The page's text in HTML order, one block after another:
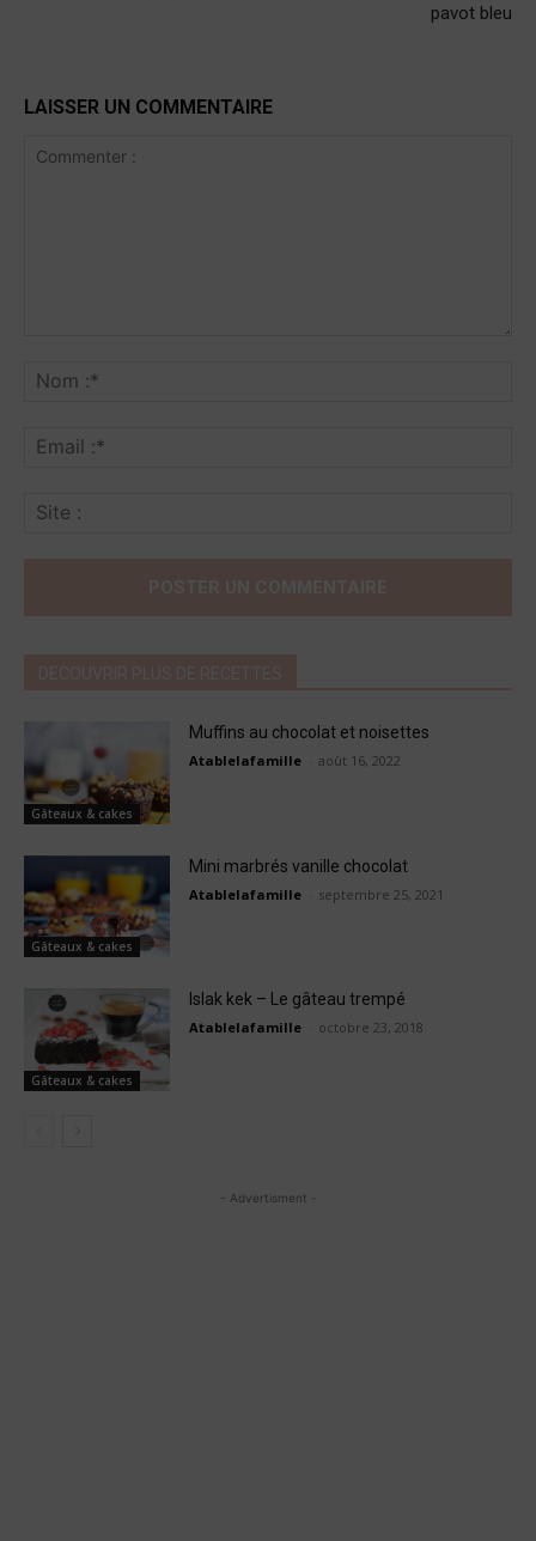
pavot bleu
LAISSER UN COMMENTAIRE
Gâteaux & cakes
Muffins au chocolat et noisettes
Atablelafamille août 16, 2022
Gâteaux & cakes
Mini marbrés vanille chocolat
Atablelafamille septembre 25, 2021
Gâteaux & cakes
Islak kek – Le gâteau trempé
Atablelafamille octobre 23, 2018
- Advertisment -